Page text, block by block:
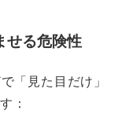
せる危険性
「見た目だけ」
：